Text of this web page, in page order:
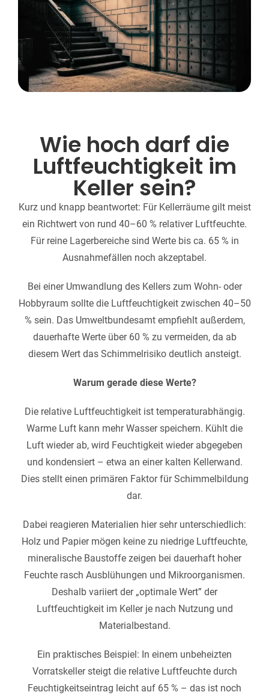
Wie hoch darf die
Luftfeuchtigkeit im
Keller sein?
Kurz und knapp beantwortet: Für Kellerräume gilt meist
ein Richtwert von rund 40–60 % relativer Luftfeuchte.
Für reine Lagerbereiche sind Werte bis ca. 65 % in
Ausnahmefällen noch akzeptabel.
Bei einer Umwandlung des Kellers zum Wohn- oder
Hobbyraum sollte die Luftfeuchtigkeit zwischen 40–50
% sein. Das Umweltbundesamt empfiehlt außerdem,
dauerhafte Werte über 60 % zu vermeiden, da ab
diesem Wert das Schimmelrisiko deutlich ansteigt.
Warum gerade diese Werte?
Die relative Luftfeuchtigkeit ist temperaturabhängig.
Warme Luft kann mehr Wasser speichern. Kühlt die
Luft wieder ab, wird Feuchtigkeit wieder abgegeben
und kondensiert – etwa an einer kalten Kellerwand.
Dies stellt einen primären Faktor für Schimmelbildung
dar.
Dabei reagieren Materialien hier sehr unterschiedlich:
Holz und Papier mögen keine zu niedrige Luftfeuchte,
mineralische Baustoffe zeigen bei dauerhaft hoher
Feuchte rasch Ausblühungen und Mikroorganismen.
Deshalb variiert der „optimale Wert” der
Luftfeuchtigkeit im Keller je nach Nutzung und
Materialbestand.
Ein praktisches Beispiel: In einem unbeheizten
Vorratskeller steigt die relative Luftfeuchte durch
Feuchtigkeitseintrag leicht auf 65 % – das ist noch